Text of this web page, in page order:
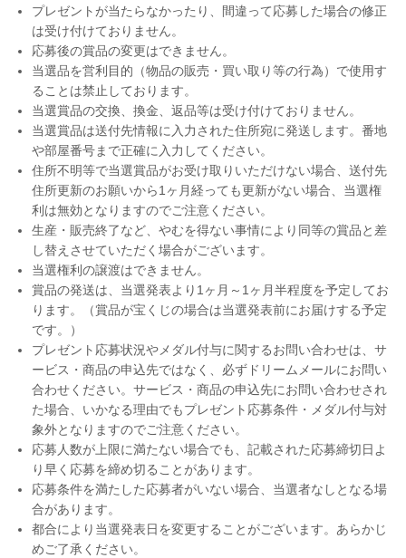
プレゼントが当たらなかったり、間違って応募した場合の修正
は受け付けておりません。
応募後の賞品の変更はできません。
当選品を営利目的（物品の販売・買い取り等の行為）で使用す
ることは禁止しております。
当選賞品の交換、換金、返品等は受け付けておりません。
当選賞品は送付先情報に入力された住所宛に発送します。番地
や部屋番号まで正確に入力してください。
住所不明等で当選賞品がお受け取りいただけない場合、送付先
住所更新のお願いから1ヶ月経っても更新がない場合、当選権
利は無効となりますのでご注意ください。
生産・販売終了など、やむを得ない事情により同等の賞品と差
し替えさせていただく場合がございます。
当選権利の譲渡はできません。
賞品の発送は、当選発表より1ヶ月～1ヶ月半程度を予定してお
ります。（賞品が宝くじの場合は当選発表前にお届けする予定
です。）
プレゼント応募状況やメダル付与に関するお問い合わせは、サ
ービス・商品の申込先ではなく、必ずドリームメールにお問い
合わせください。サービス・商品の申込先にお問い合わせされ
た場合、いかなる理由でもプレゼント応募条件・メダル付与対
象外となりますのでご注意ください。
応募人数が上限に満たない場合でも、記載された応募締切日よ
り早く応募を締め切ることがあります。
応募条件を満たした応募者がいない場合、当選者なしとなる場
合があります。
都合により当選発表日を変更することがございます。あらかじ
めご了承ください。